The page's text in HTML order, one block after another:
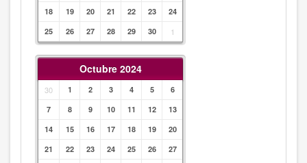
18
19 20 21 22 23
24
25
26 27 28 29 30 1
Octubre 2024
30 1 2 3 4 5
6
7
8 9 10 11 12
13
14
15 16 17 18 19
20
21
22 23 24 25 26
27